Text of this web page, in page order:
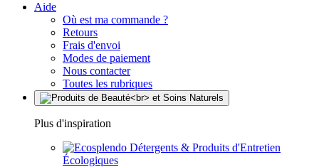
Aide
Où est ma commande ?
Retours
Frais d'envoi
Modes de paiement
Nous contacter
Toutes les rubriques
Plus d'inspiration
Détergents & Produits d'Entretien
Écologiques